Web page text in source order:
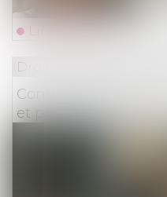
Contrôle URSSAF :
et procès équitable
Droit du travail -